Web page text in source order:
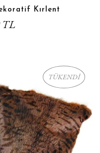
Kırlent
TL
TÜKENDİ